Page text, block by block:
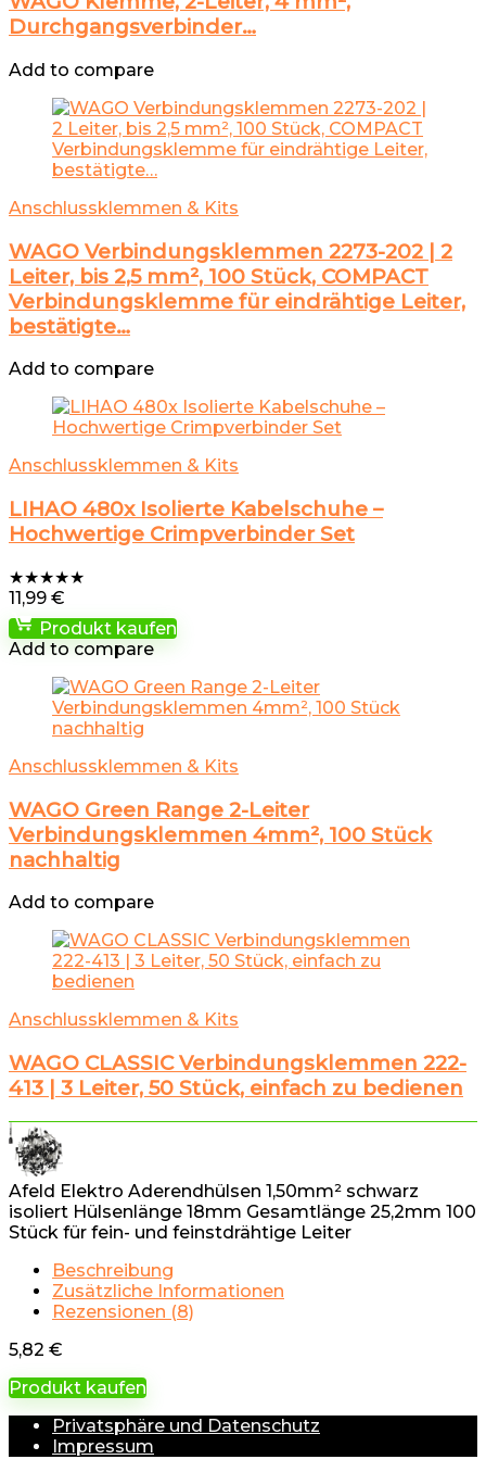
Durchgangsverbinder…
Add to compare
Anschlussklemmen & Kits
WAGO Verbindungsklemmen 2273-202 | 2
Leiter, bis 2,5 mm², 100 Stück, COMPACT
Verbindungsklemme für eindrähtige Leiter,
bestätigte…
Add to compare
Anschlussklemmen & Kits
LIHAO 480x Isolierte Kabelschuhe –
Hochwertige Crimpverbinder Set
★★★★★
11,99 €
Produkt kaufen
Add to compare
Anschlussklemmen & Kits
WAGO Green Range 2-Leiter
Verbindungsklemmen 4mm², 100 Stück
nachhaltig
Add to compare
Anschlussklemmen & Kits
WAGO CLASSIC Verbindungsklemmen 222-
413 | 3 Leiter, 50 Stück, einfach zu bedienen
Afeld Elektro Aderendhülsen 1,50mm² schwarz
isoliert Hülsenlänge 18mm Gesamtlänge 25,2mm 100
Stück für fein- und feinstdrähtige Leiter
Beschreibung
Zusätzliche Informationen
Rezensionen (8)
5,82 €
Produkt kaufen
Privatsphäre und Datenschutz
Impressum